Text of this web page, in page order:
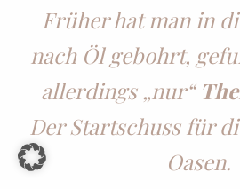
Früher hat man in
nach Öl gebohrt,
allerdings „nur“
Der Startschuss für
Oasen.